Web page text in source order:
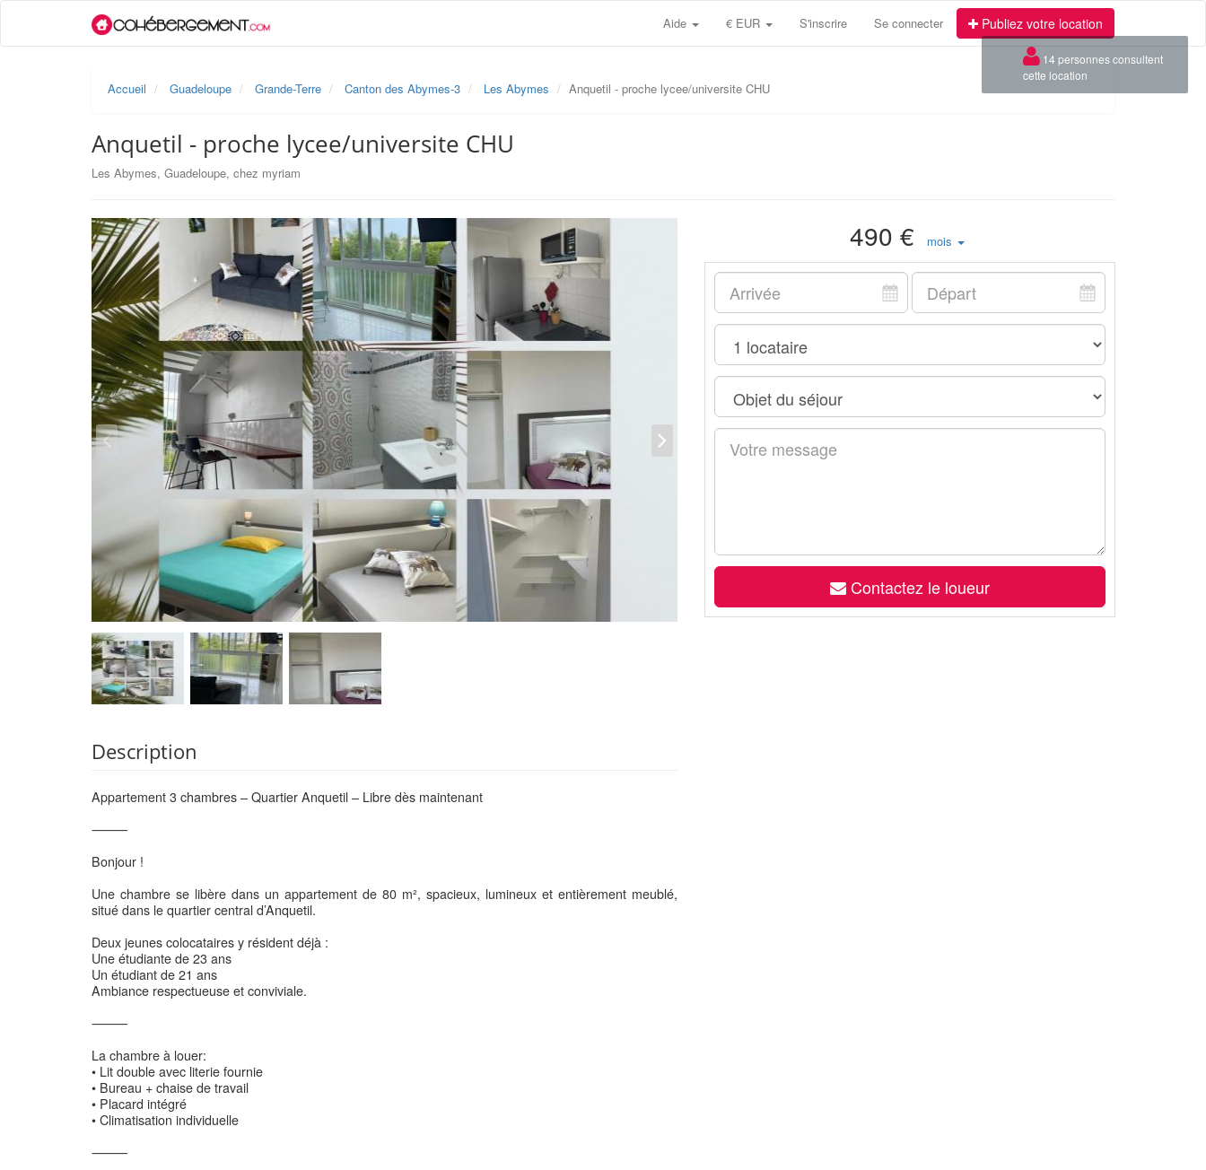
Aide € EUR S'inscrire Se connecter Publiez votre location
Accueil Guadeloupe Grande-Terre Canton des Abymes-3 Les Abymes Anquetil - proche lycee/universite CHU
Anquetil - proche lycee/universite CHU
Les Abymes, Guadeloupe, chez myriam
490 € mois
Contactez le loueur
Description
Appartement 3 chambres – Quartier Anquetil – Libre dès maintenant
⸻
Bonjour !
Une chambre se libère dans un appartement de 80 m², spacieux, lumineux et entièrement meublé,
situé dans le quartier central d’Anquetil.
Deux jeunes colocataires y résident déjà :
Une étudiante de 23 ans
Un étudiant de 21 ans
Ambiance respectueuse et conviviale.
⸻
La chambre à louer:
• Lit double avec literie fournie
• Bureau + chaise de travail
• Placard intégré
• Climatisation individuelle
⸻
×
14 personnes consultent
cette location